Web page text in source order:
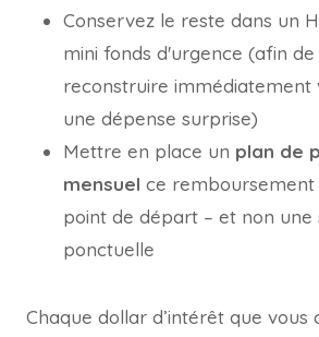
Conservez le reste dans un
mini fonds d'urgence (afin de
reconstruire immédiatement
une dépense surprise)
Mettre en place un plan de
mensuel ce remboursement
point de départ – et non une
ponctuelle
Chaque dollar d’intérêt que vous